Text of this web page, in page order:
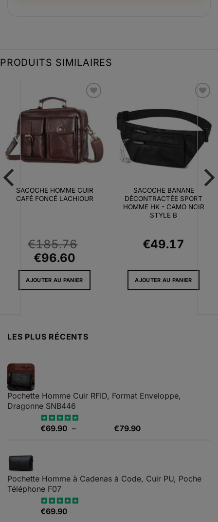
PRODUITS SIMILAIRES
à la liste
d’envies
SACOCHE HOMME CUIR
CAFÉ FONCÉ LACHIOUR
€185.76
Le
prix
initial
€96.60
prix
actuel
AJOUTER AU PANIER
à la liste
d’envies
SACOCHE BANANE
DÉCONTRACTÉE SPORT
HOMME HK - CAMO NOIR
STYLE B
€49.17
AJOUTER AU PANIER
LES PLUS RÉCENTS
Pochette Homme Cuir RFID, Format Enveloppe,
Dragonne SNB446
Note5.00
€69.90 – €79.90Plage
€79.90
Pochette Homme à Cadenas à Code, Cuir PU, Poche
Téléphone F07
Note4.67
€69.90